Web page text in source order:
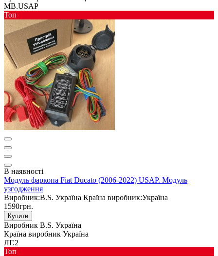
MB.USAP
Toп
В наявності
Модуль фаркопа Fiat Ducato (2006-2022) USAP. Модуль
узгодження
Виробник:B.S. Україна Країна виробник:Україна
1590грн.
Купити
Виробник B.S. Україна
Країна виробник Україна
ЛГ.2
Toп